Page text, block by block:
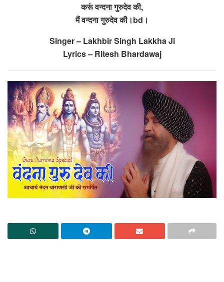
करूं वन्दना गुरुदेव की,
मैं वन्दना गुरुदेव की।bd।
Singer – Lakhbir Singh Lakkha Ji
Lyrics – Ritesh Bhardawaj